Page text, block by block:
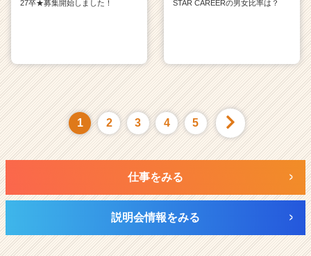
27卒★募集開始しました！
STAR CAREERの男女比率は？
1 2 3 4 5
仕事をみる
説明会情報をみる